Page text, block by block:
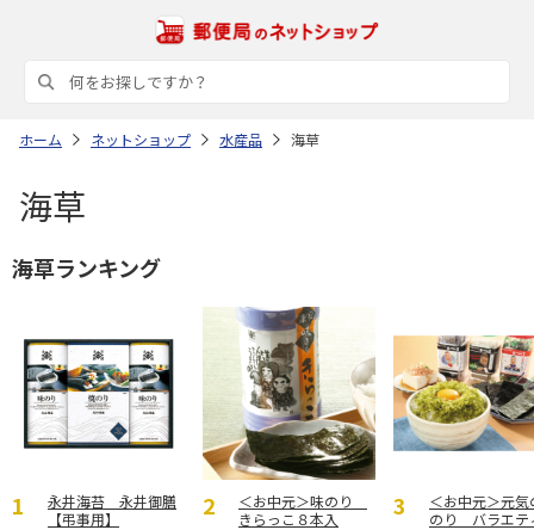
ホーム ネットショップ 水産品 海草
海草
海草ランキング
永井海苔 永井御膳
【弔事用】
＜お中元＞味のり
きらっこ８本入
＜お中元＞元気
のり バラエテ